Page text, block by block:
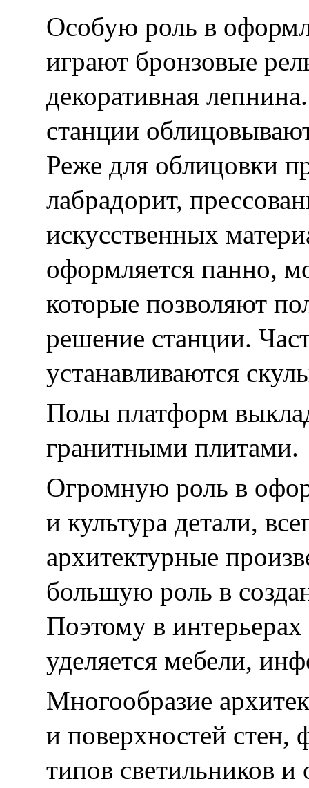
Особую роль в
играют бронзовые
декоративная
станции
Реже для облицовки
лабрадорит,
искусственных
оформляется панно,
которые позволяют
решение станции.
устанавливаются
Полы платформ
гранитными плитами.
Огромную роль в
и культура детали,
архитектурные
большую роль в
Поэтому в
уделяется мебели,
Многообразие
и поверхностей
типов светильников